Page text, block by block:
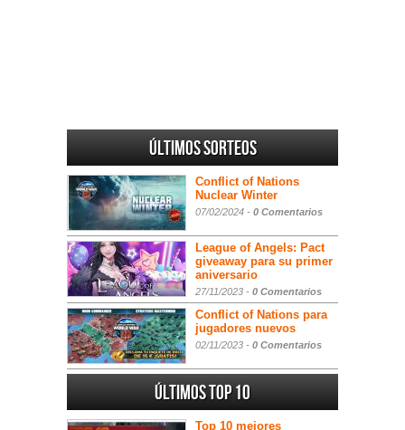
Últimos sorteos
Conflict of Nations
Nuclear Winter
07/02/2024 - 0 Comentarios
League of Angels: Pact
giveaway para su primer
aniversario
27/11/2023 - 0 Comentarios
Conflict of Nations para
jugadores nuevos
02/11/2023 - 0 Comentarios
Últimos Top 10
Top 10 mejores